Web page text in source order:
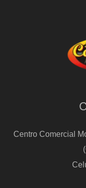
Centro Comercial